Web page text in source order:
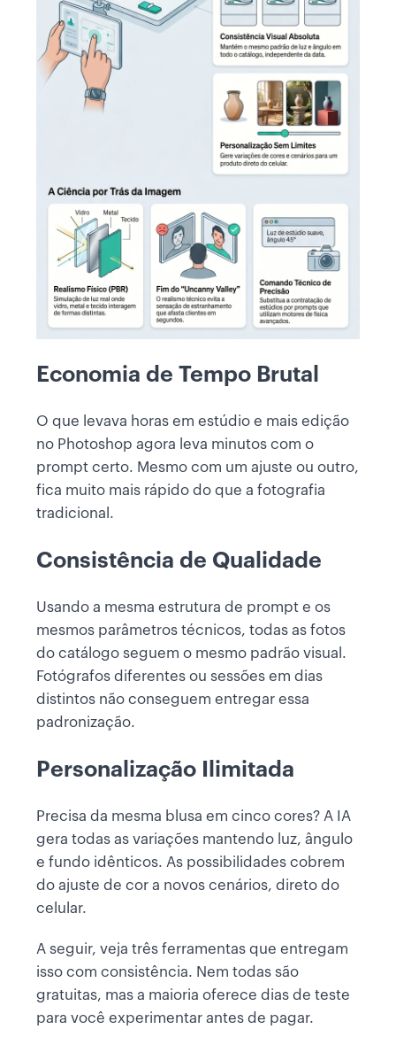
Economia de Tempo Brutal
O que levava horas em estúdio e mais edição
no Photoshop agora leva minutos com o
prompt certo. Mesmo com um ajuste ou outro,
fica muito mais rápido do que a fotografia
tradicional.
Consistência de Qualidade
Usando a mesma estrutura de prompt e os
mesmos parâmetros técnicos, todas as fotos
do catálogo seguem o mesmo padrão visual.
Fotógrafos diferentes ou sessões em dias
distintos não conseguem entregar essa
padronização.
Personalização Ilimitada
Precisa da mesma blusa em cinco cores? A IA
gera todas as variações mantendo luz, ângulo
e fundo idênticos. As possibilidades cobrem
do ajuste de cor a novos cenários, direto do
celular.
A seguir, veja três ferramentas que entregam
isso com consistência. Nem todas são
gratuitas, mas a maioria oferece dias de teste
para você experimentar antes de pagar.